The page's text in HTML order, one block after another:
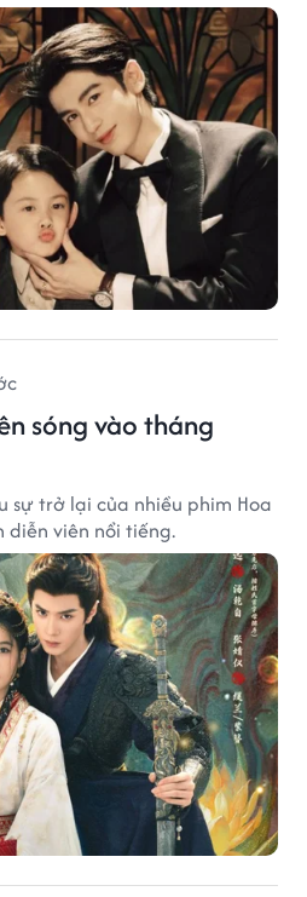
sóng vào tháng
sự trở lại của nhiều phim Hoa
viên nổi tiếng.